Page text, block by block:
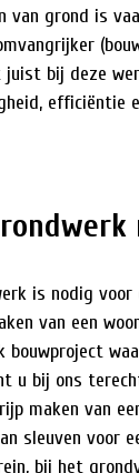
van grond is
bij deze
efficiëntie
is nodig voor
van een
bouwproject
u bij ons
maken van
sleuven voor
bij het